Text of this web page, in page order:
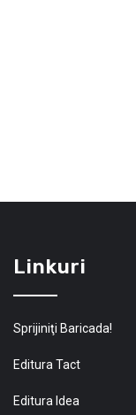
Linkuri
Sprijiniţi Baricada!
Editura Tact
Editura Idea